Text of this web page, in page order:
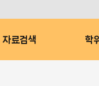
자료검색 학